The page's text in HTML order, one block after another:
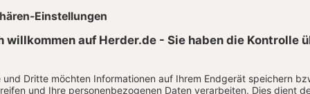
Aktuelle Hefte